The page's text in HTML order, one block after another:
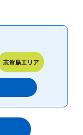
志賀島エリア